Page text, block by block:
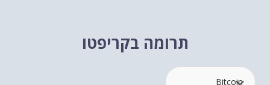
תרומה בקריפטו